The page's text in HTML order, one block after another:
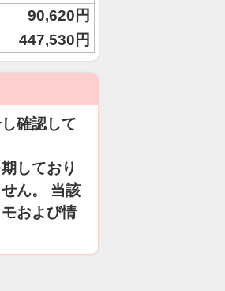
90,620円
447,530円
確認して
しており
ん。 当該
および情